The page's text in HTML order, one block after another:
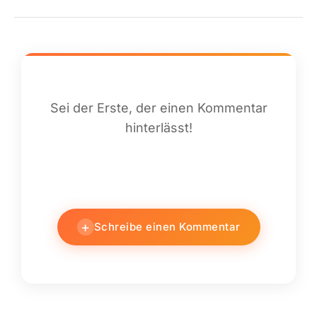
Sei der Erste, der einen Kommentar
hinterlässt!
+ Schreibe einen Kommentar